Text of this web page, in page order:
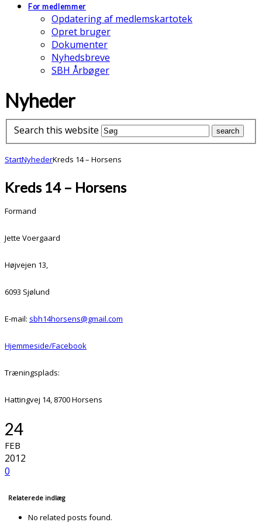
For medlemmer
Opdatering af medlemskartotek
Opret bruger
Dokumenter
Nyhedsbreve
SBH Årbøger
Nyheder
Search this website
StartNyhederKreds 14 – Horsens
Kreds 14 – Horsens
Formand
Jette Voergaard
Højvejen 13,
6093 Sjølund
E-mail: sbh14horsens@gmail.com
Hjemmeside/Facebook
Træningsplads:
Hattingvej 14, 8700 Horsens
24
FEB
2012
0
Relaterede indlæg
No related posts found.